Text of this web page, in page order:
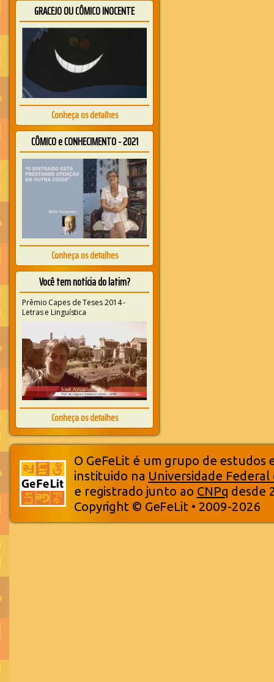
GRACEJO OU CÔMICO INOCENTE
Conheça os detalhes
CÔMICO e CONHECIMENTO - 2021
Conheça os detalhes
Você tem notícia do latim?
Prêmio Capes de Teses 2014 -
Letras e Linguística
Conheça os detalhes
O GeFeLit é um grupo de estudos
instituido na Universidade Federal
e registrado junto ao CNPq desde
Copyright © GeFeLit • 2009-2026